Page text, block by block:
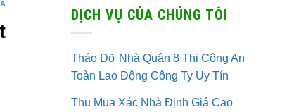
DỊCH VỤ CỦA CHÚNG TÔI
Tháo Dỡ Nhà Quận 8 Thi Công An